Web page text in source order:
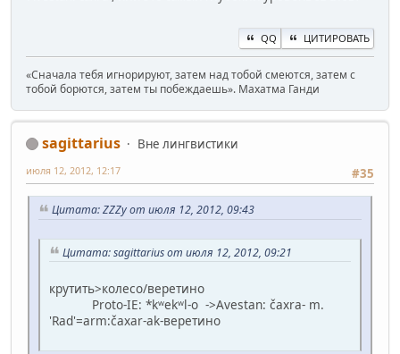
QQ ЦИТИРОВАТЬ
«Сначала тебя игнорируют, затем над тобой смеются, затем с
тобой борются, затем ты побеждаешь». Махатма Ганди
sagittarius
Вне лингвистики
#35
июля 12, 2012, 12:17
Цитата: ZZZy от июля 12, 2012, 09:43
Цитата: sagittarius от июля 12, 2012, 09:21
крутить>колесо/веретино
Proto-IE: *kʷekʷl-o ->Avestan: čaxra- m.
'Rad'=arm:čaxar-ak-веретино